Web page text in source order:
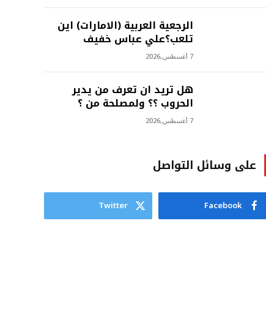
الرجعية العربية (الامارات) اين
تلعب؟علي عباس خفيف
7 أغسطس,2026
هل تريد ان تعرف من يدير
الحروب ؟؟ ولمصلحة من ؟
7 أغسطس,2026
على وسائل التواصل
Facebook
Twitter